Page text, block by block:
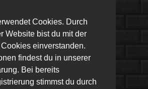
Cookies. Durch
Website bist du mit der
einverstanden.
findest du in unserer
Bei bereits
stimmst du durch